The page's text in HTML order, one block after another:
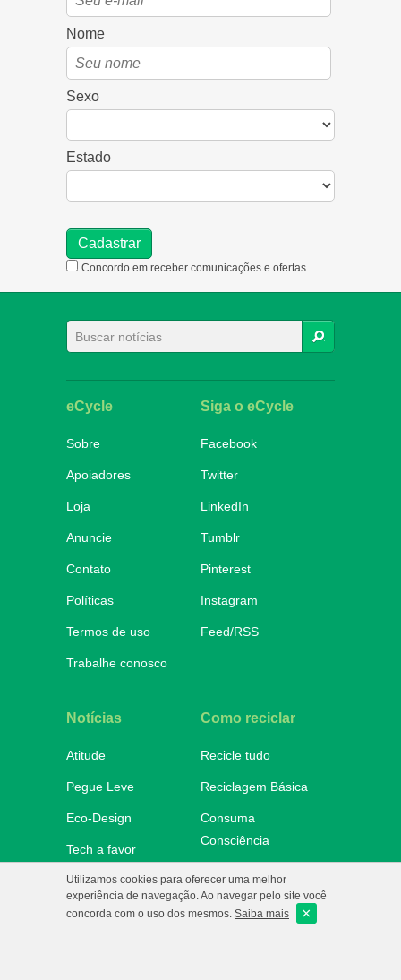
Nome
Sexo
Estado
Concordo em receber comunicações e ofertas
eCycle
Sobre
Apoiadores
Loja
Anuncie
Contato
Políticas
Termos de uso
Trabalhe conosco
Siga o eCycle
Facebook
Twitter
LinkedIn
Tumblr
Pinterest
Instagram
Feed/RSS
Notícias
Atitude
Pegue Leve
Eco-Design
Tech a favor
No Mundo
e-Ba!
Como reciclar
Recicle tudo
Reciclagem Básica
Consuma
Consciência
Onde descartar
Utilizamos cookies para oferecer uma melhor
experiência de navegação. Ao navegar pelo site você
concorda com o uso dos mesmos. Saiba mais ×